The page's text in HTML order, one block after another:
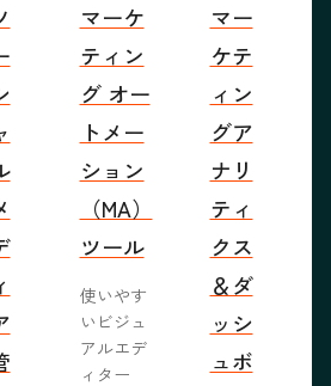
マーケ
ティン
グ オー
トメー
ション
（MA）
ツール
使いやす
いビジュ
アルエデ
ィター
マー
ケテ
ィン
グア
ナリ
ティ
クス
＆ダ
ッシ
ュボ